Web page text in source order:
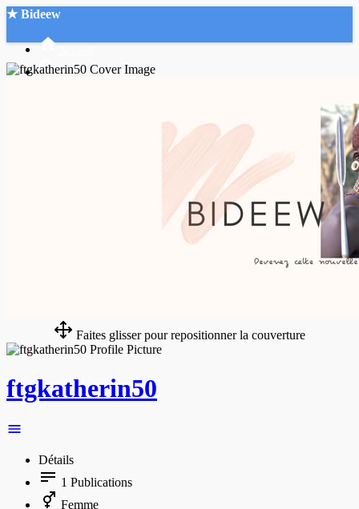
★ Bideew
Faites glisser pour repositionner la couverture
ftgkatherin50
Détails
1 Publications
Femme